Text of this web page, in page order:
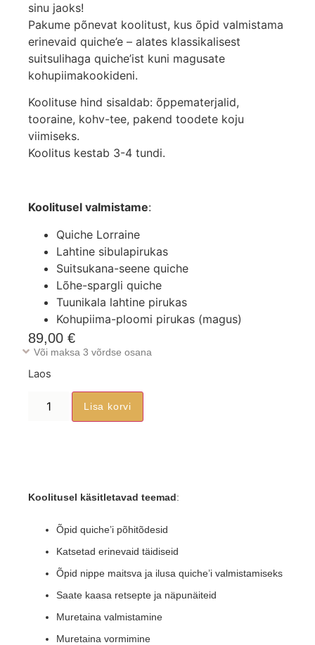
sinu jaoks!
Pakume põnevat koolitust, kus õpid valmistama
erinevaid quiche’e – alates klassikalisest
suitsulihaga quiche’ist kuni magusate
kohupiimakookideni.
Koolituse hind sisaldab: õppematerjalid,
tooraine, kohv-tee, pakend toodete koju
viimiseks.
Koolitus kestab 3-4 tundi.
Koolitusel valmistame:
Quiche Lorraine
Lahtine sibulapirukas
Suitsukana-seene quiche
Lõhe-spargli quiche
Tuunikala lahtine pirukas
Kohupiima-ploomi pirukas (magus)
89,00 €
Või maksa 3 võrdse osana
Laos
Lisa korvi
Koolitusel käsitletavad teemad:
Õpid quiche’i põhitõdesid
Katsetad erinevaid täidiseid
Õpid nippe maitsva ja ilusa quiche’i valmistamiseks
Saate kaasa retsepte ja näpunäiteid
Muretaina valmistamine
Muretaina vormimine